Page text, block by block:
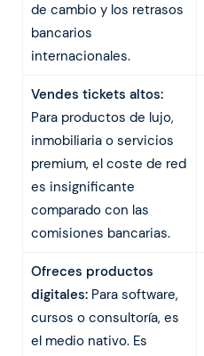
de cambio y los retrasos
bancarios
internacionales.
Vendes tickets altos:
Para productos de lujo,
inmobiliaria o servicios
premium, el coste de red
es insignificante
comparado con las
comisiones bancarias.
Ofreces productos
digitales:Para software,
cursos o consultoría, es
el medio nativo. Es